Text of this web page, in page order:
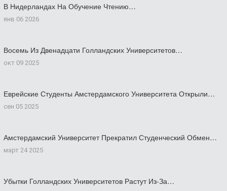
В Нидерландах На Обучение Чтению…
янв 06 2026
Восемь Из Двенадцати Голландских Университетов…
окт 09 2025
Еврейские Студенты Амстердамского Университета Открыли…
сен 05 2025
Амстердамский Университет Прекратил Студенческий Обмен…
март 24 2025
Убытки Голландских Университетов Растут Из-За…